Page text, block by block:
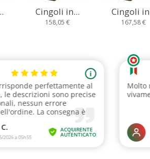
Cingoli in...
167,58 €
Cingoli
185,93 €